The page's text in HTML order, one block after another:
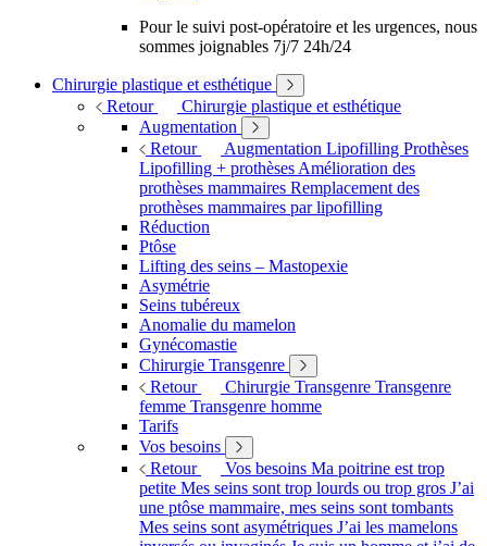
Pour le suivi post-opératoire et les urgences, nous
sommes joignables 7j/7 24h/24
Chirurgie plastique et esthétique
Retour
Chirurgie plastique et esthétique
Augmentation
Retour
Augmentation Lipofilling Prothèses
Lipofilling + prothèses Amélioration des
prothèses mammaires Remplacement des
prothèses mammaires par lipofilling
Réduction
Ptôse
Lifting des seins – Mastopexie
Asymétrie
Seins tubéreux
Anomalie du mamelon
Gynécomastie
Chirurgie Transgenre
Retour
Chirurgie Transgenre Transgenre
femme Transgenre homme
Tarifs
Vos besoins
Retour
Vos besoins Ma poitrine est trop
petite Mes seins sont trop lourds ou trop gros J’ai
une ptôse mammaire, mes seins sont tombants
Mes seins sont asymétriques J’ai les mamelons